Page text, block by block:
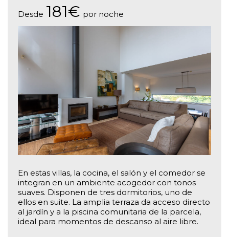
Desde 181€ por noche
En estas villas, la cocina, el salón y el comedor se
integran en un ambiente acogedor con tonos
suaves. Disponen de tres dormitorios, uno de
ellos en suite. La amplia terraza da acceso directo
al jardín y a la piscina comunitaria de la parcela,
ideal para momentos de descanso al aire libre.